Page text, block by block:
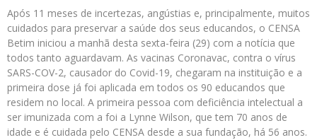
Após 11 meses de incertezas, angústias e, principalmente, muitos
cuidados para preservar a saúde dos seus educandos, o CENSA
Betim iniciou a manhã desta sexta-feira (29) com a notícia que
todos tanto aguardavam. As vacinas Coronavac, contra o vírus
SARS-COV-2, causador do Covid-19, chegaram na instituição e a
primeira dose já foi aplicada em todos os 90 educandos que
residem no local. A primeira pessoa com deficiência intelectual a
ser imunizada com a foi a Lynne Wilson, que tem 70 anos de
idade e é cuidada pelo CENSA desde a sua fundação, há 56 anos.